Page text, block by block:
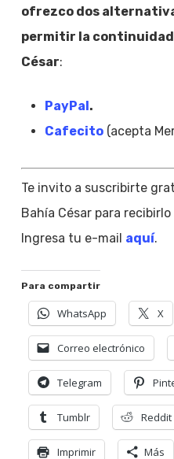
ofrezco dos
permitir la continuidad
César:
PayPal.
Cafecito(acepta
Te invito a suscribirte
Bahía César para
Ingresa tu e-mail aquí.
Para compartir
WhatsApp X
Correo electrónico
Telegram
Tumblr Reddit
Imprimir Más